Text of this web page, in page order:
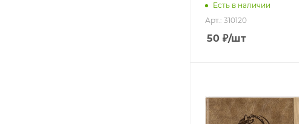
Есть в наличии
Арт.: 310120
50 ₽/шт